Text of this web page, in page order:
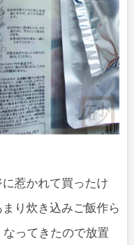
惹かれて買ったけ
り炊き込みご飯作ら
ってきたので放置